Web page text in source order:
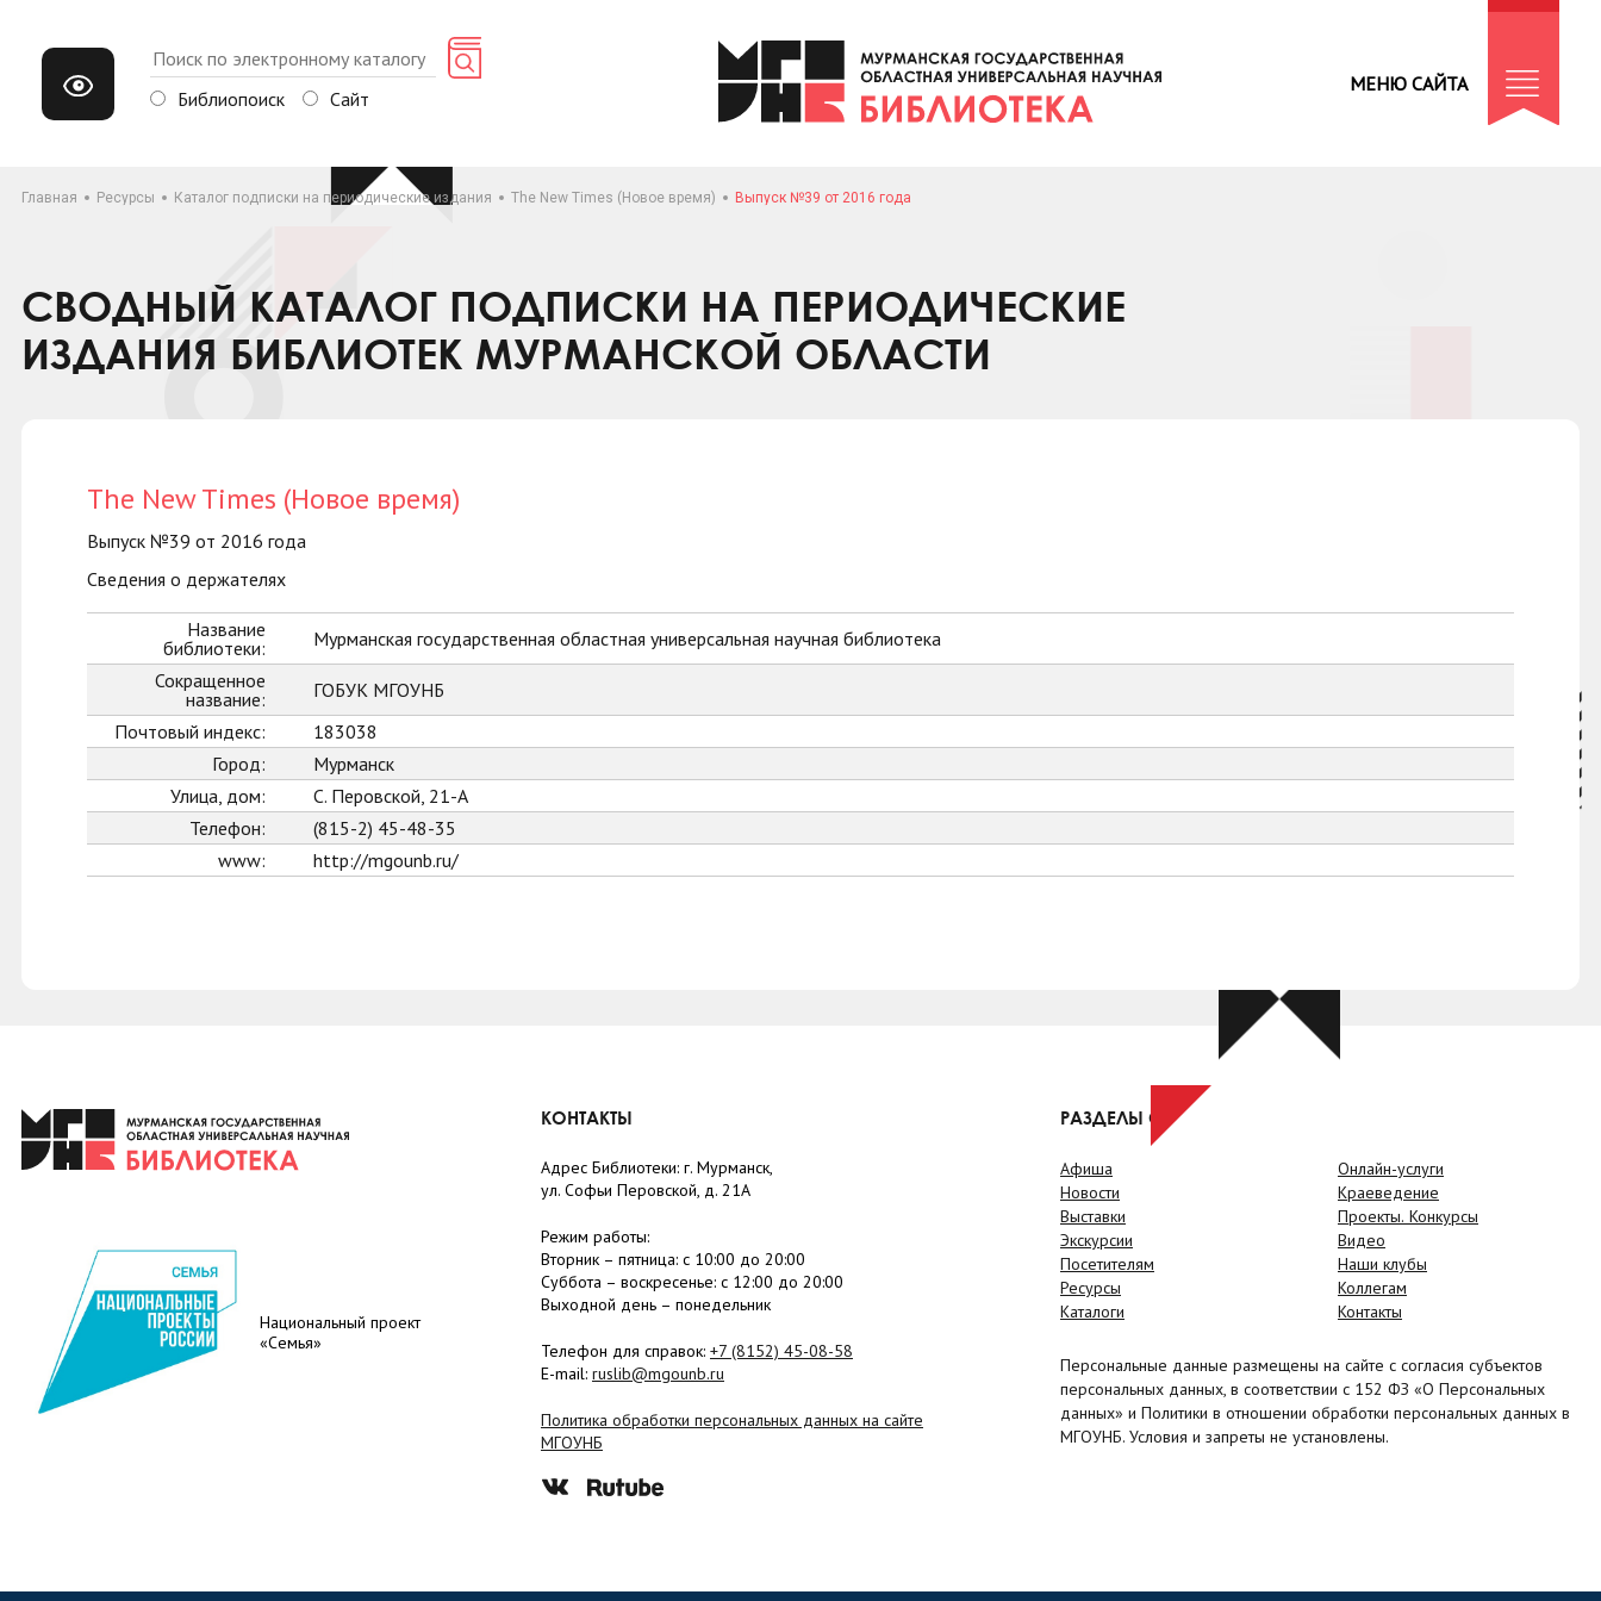
Библиопоиск Сайт
МЕНЮ САЙТА
Главная Ресурсы Каталог подписки на периодические издания The New Times (Новое время) Выпуск №39 от 2016 года
СВОДНЫЙ КАТАЛОГ ПОДПИСКИ НА ПЕРИОДИЧЕСКИЕ
ИЗДАНИЯ БИБЛИОТЕК МУРМАНСКОЙ ОБЛАСТИ
The New Times (Новое время)
Выпуск №39 от 2016 года
Сведения о держателях
Название
библиотеки:
Мурманская государственная областная универсальная научная библиотека
Сокращенное
название:
ГОБУК МГОУНБ
Почтовый индекс:
183038
Город:
Мурманск
Улица, дом:
С. Перовской, 21-А
Телефон:
(815-2) 45-48-35
www:
http://mgounb.ru/
Национальный проект
«Семья»
КОНТАКТЫ
Адрес Библиотеки: г. Мурманск,
ул. Софьи Перовской, д. 21А
Режим работы:
Вторник – пятница: с 10:00 до 20:00
Суббота – воскресенье: c 12:00 до 20:00
Выходной день – понедельник
Телефон для справок: +7 (8152) 45-08-58
E-mail: ruslib@mgounb.ru
Политика обработки персональных данных на сайте
МГОУНБ
РАЗДЕЛЫ САЙТА
Афиша
Новости
Выставки
Экскурсии
Посетителям
Ресурсы
Каталоги
Онлайн-услуги
Краеведение
Проекты. Конкурсы
Видео
Наши клубы
Коллегам
Контакты
Персональные данные размещены на сайте с согласия субъектов
персональных данных, в соответствии с 152 ФЗ «О Персональных
данных» и Политики в отношении обработки персональных данных в
МГОУНБ. Условия и запреты не установлены.